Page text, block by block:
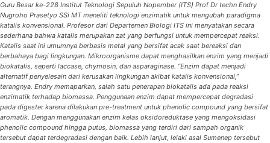
Guru Besar ke-228 Institut Teknologi Sepuluh Nopember (ITS) Prof Dr techn Endry
Nugroho Prasetyo SSi MT meneliti teknologi enzimatik untuk mengubah paradigma
katalis konvensional. Profesor dari Departemen Biologi ITS ini menyatakan secara
sederhana bahwa katalis merupakan zat yang berfungsi untuk mempercepat reaksi.
Katalis saat ini umumnya berbasis metal yang bersifat acak saat bereaksi dan
berbahaya bagi lingkungan. Mikroorganisme dapat menghasilkan enzim yang menjadi
biokatalis, seperti laccase, chymosin, dan asparaginase. “Enzim dapat menjadi
alternatif penyelesain dari kerusakan lingkungan akibat katalis konvensional,”
terangnya. Endry memaparkan, salah satu penerapan biokatalis ada pada reaksi
enzimatik terhadap biomassa. Penggunaan enzim dapat mempercepat degradasi
pada digester karena dilakukan pre-treatment untuk phenolic compound yang bersifat
aromatik. Dengan menggunakan enzim kelas oksidoreduktase yang mengoksidasi
phenolic compound hingga putus, biomassa yang terdiri dari sampah organik
tersebut dapat terdegradasi dengan baik. Lebih lanjut, lelaki asal Sumenep tersebut